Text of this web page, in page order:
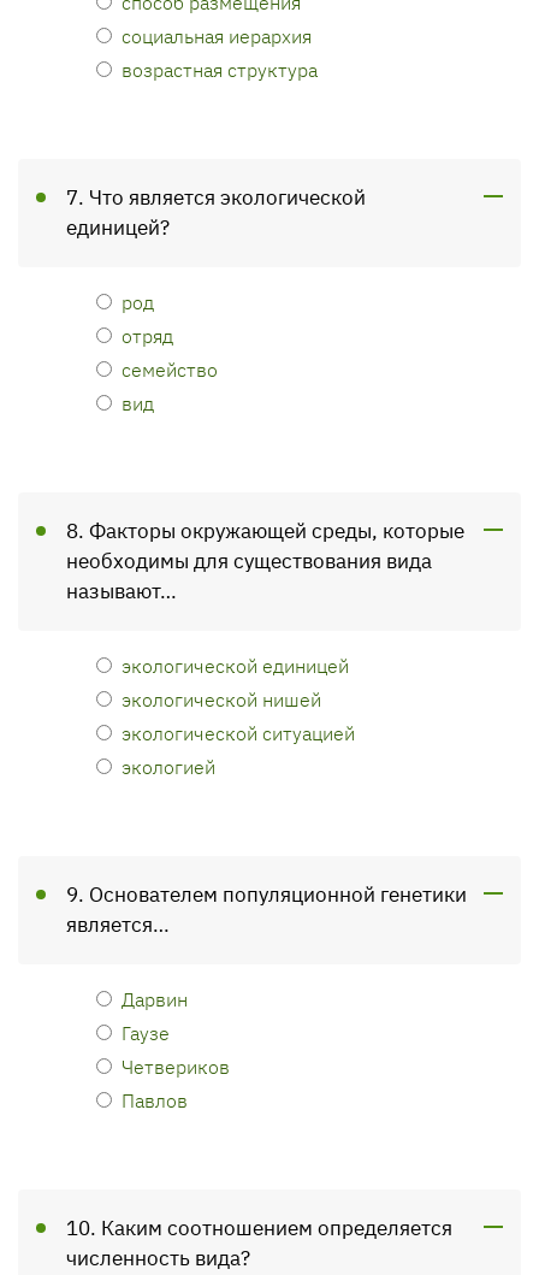
социальная иерархия
возрастная структура
7. Что является экологической
единицей?
род
отряд
семейство
вид
8. Факторы окружающей среды, которые
необходимы для существования вида
называют…
экологической единицей
экологической нишей
экологической ситуацией
экологией
9. Основателем популяционной генетики
является…
Дарвин
Гаузе
Четвериков
Павлов
10. Каким соотношением определяется
численность вида?